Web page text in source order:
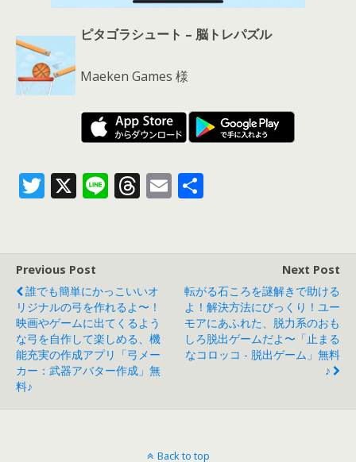
ピタゴラシュート – 脳トレパズル
Maeken Games 様
T
er
X Li T
d
s
E
Previous Post
誰でも簡単にかっこいいオ
リジナルの弓を作れるよ〜！
映画やゲームに出てくるよう
な弓を自作して楽しめる、機
能充実の作成アプリ「弓メー
カー：武器アバター作成」無
料♪
Next Post
転がる石ころを謎解きで助ける
よ！解決方法にびっくり！ユー
モアにあふれた、脱力系のおも
しろ脱出ゲームだよ〜「止まる
なコロッコ - 脱出ゲーム」無料
♪
Back to top